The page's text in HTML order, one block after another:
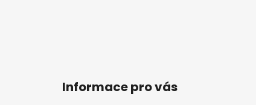
Informace pro vás